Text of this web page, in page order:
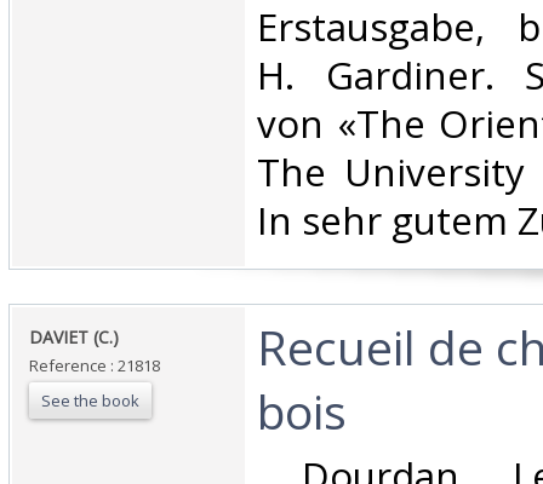
‎Erstausgabe,
H. Gardiner.
von «The
The University
In sehr gutem
‎DAVIET (C.)‎
Reference : 21818
See the book
‎Recueil de
bois‎